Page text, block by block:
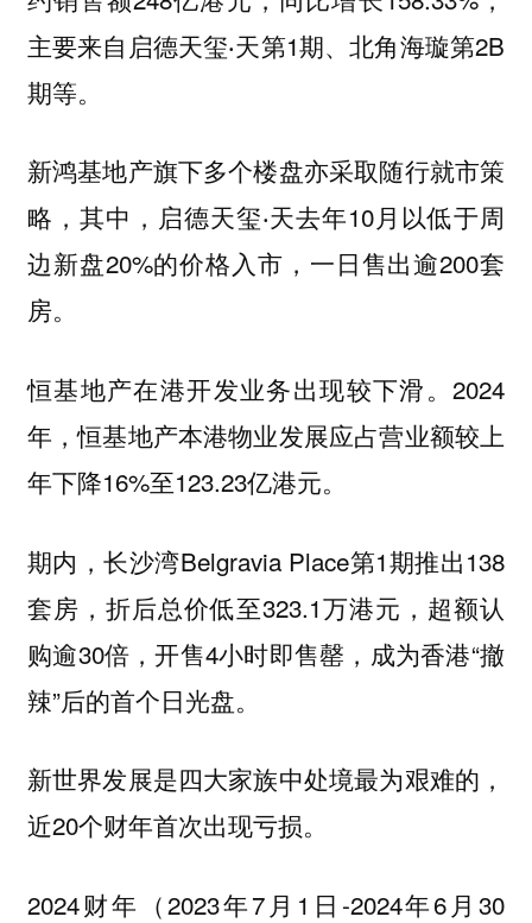
主要来自启德天玺‧天第1期、北角海璇第2B
期等。
新鸿基地产旗下多个楼盘亦采取随行就市策
略，其中，启德天玺‧天去年10月以低于周
边新盘20%的价格入市，一日售出逾200套
房。
恒基地产在港开发业务出现较下滑。2024
年，恒基地产本港物业发展应占营业额较上
年下降16%至123.23亿港元。
期内，长沙湾Belgravia Place第1期推出138
套房，折后总价低至323.1万港元，超额认
购逾30倍，开售4小时即售罄，成为香港“撤
辣”后的首个日光盘。
新世界发展是四大家族中处境最为艰难的，
近20个财年首次出现亏损。
2024财年（2023年7月1日-2024年6月30